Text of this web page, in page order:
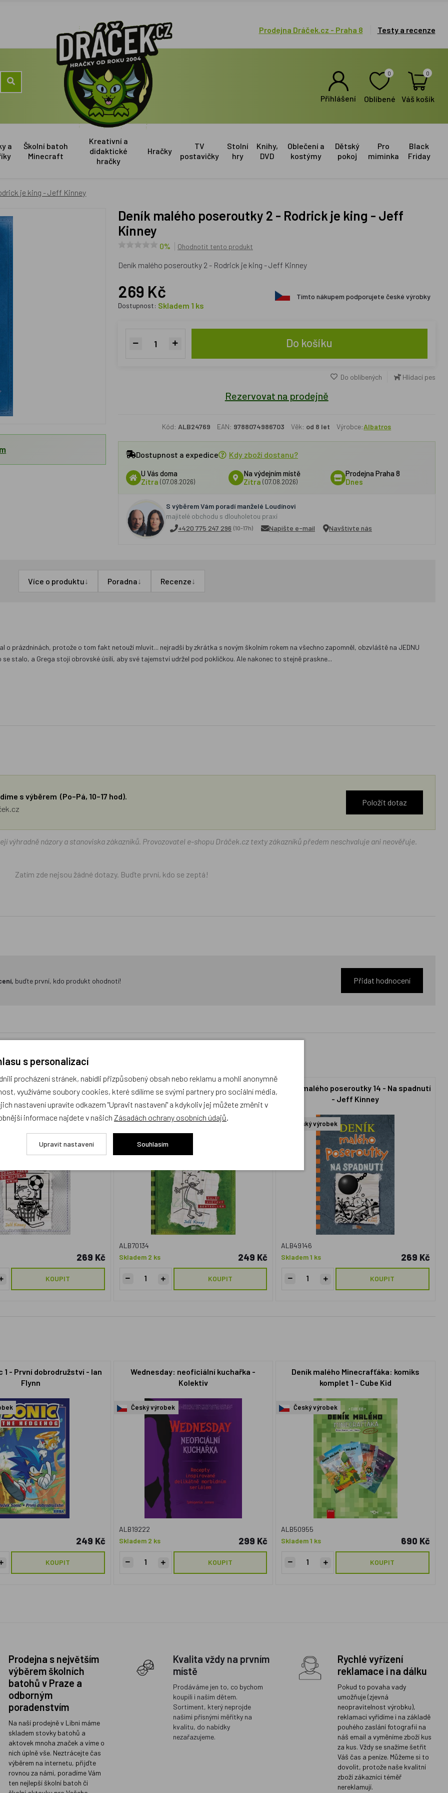
Prodejna Dráček.cz - Praha 8 Testy a recenze
Přihlášení
0
Oblíbené
0
Váš košík
a
Školní batoh
Minecraft
Kreativní a
didaktické
hračky
Hračky
TV
postavičky
Stolní
hry
Knihy,
DVD
Oblečení a
kostýmy
Dětský
pokoj
Pro
miminka
Black
Friday
je king - Jeff Kinney
Deník malého poseroutky 2 - Rodrick je king - Jeff
Kinney
0% Ohodnotit tento produkt
Deník malého poseroutky 2 - Rodrick je king - Jeff Kinney
269 Kč
Dostupnost: Skladem 1 ks
Tímto nákupem podporujete české výrobky
Do košíku
Do oblíbených Hlídací pes
Rezervovat na prodejně
Kód: ALB24769 EAN: 9788074986703 Věk: od 8 let Výrobce:Albatros
Dostupnost a expedice Kdy zboží dostanu?
U Vás doma
Zítra (07.08.2026)
Na výdejním místě
Zítra (07.08.2026)
Prodejna Praha 8
Dnes
S výběrem Vám poradí manželé Loudínovi
majitelé obchodu s dlouholetou praxí
+420 775 247 296 (10-17h) Napište e-mail Navštivte nás
Více o produktu↓ Poradna↓ Recenze↓
prázdninách, protože o tom fakt netouží mluvit... nejradši by zkrátka s novým školním rokem na všechno zapomněl, obzvláště na JEDNU
stalo, a Grega stojí obrovské úsilí, aby své tajemství udržel pod pokličkou. Ale nakonec to stejně praskne...
s výběrem (Po–Pá, 10–17 hod).
Položit dotaz
výhradně názory a stanoviska zákazníků. Provozovatel e-shopu Dráček.cz texty zákazníků předem neschvaluje ani neověřuje.
Zatím zde nejsou žádné dotazy. Buďte první, kdo se zeptá!
buďte první, kdo produkt ohodnotí! Přidat hodnocení
poseroutky 16 - Velká šance
- Jeff Kinney
269 Kč
KOUPIT
Deník malého poseroutky 3 - Poslední
kapka - Jeff Kinney
Český výrobek
ALB70134
Skladem 2 ks
249 Kč
KOUPIT
Deník malého poseroutky 14 - Na spadnutí
- Jeff Kinney
Český výrobek
ALB49146
Skladem 1 ks
269 Kč
KOUPIT
1 - První dobrodružství - Ian
Flynn
249 Kč
KOUPIT
Wednesday: neoficiální kuchařka -
Kolektiv
Český výrobek
ALB19222
Skladem 2 ks
299 Kč
KOUPIT
Deník malého Minecrafťáka: komiks
komplet 1 - Cube Kid
Český výrobek
ALB50955
Skladem 1 ks
690 Kč
KOUPIT
Prodejna s největším
výběrem školních
batohů v Praze a
odborným
poradenstvím
Na naší prodejně v Libni máme
skladem stovky batohů a
aktovek mnoha značek a víme o
nich úplně vše. Neztrácejte čas
výběrem na internetu, přijďte
rovnou za námi, poradíme Vám
ten nejlepší školní batoh či
Kvalita vždy na prvním
místě
Prodáváme jen to, co bychom
koupili i našim dětem.
Sortiment, který neprojde
našimi přísnými měřítky na
kvalitu, do nabídky
nezařazujeme.
Rychlé vyřízení
reklamace i na dálku
Pokud to povaha vady
umožňuje (zjevná
neopravitelnost výrobku),
reklamaci vyřídíme i na základě
pouhého zaslání fotografií na
náš email a vyměníme zboží kus
za kus. Vždy se snažíme šetřit
Váš čas a peníze. Můžeme si to
dovolit, protože naše kvalitní
zboží zákazníci téměř
nereklamují.
s personalizací
procházení stránek, nabídli přizpůsobený obsah nebo reklamu a mohli anonymně
využíváme soubory cookies, které sdílíme se svými partnery pro sociální média,
nastavení upravíte odkazem "Upravit nastavení" a kdykoliv jej můžete změnit v
informace najdete v našich Zásadách ochrany osobních údajů.
Upravit nastavení Souhlasím